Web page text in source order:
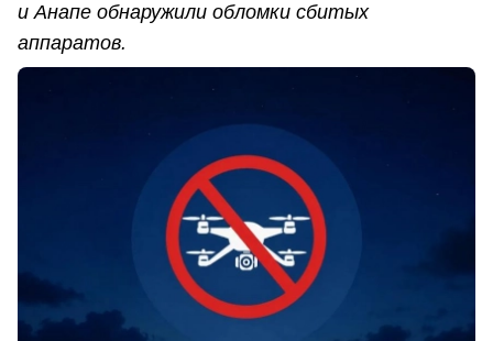
и Анапе обнаружили обломки сбитых
аппаратов.